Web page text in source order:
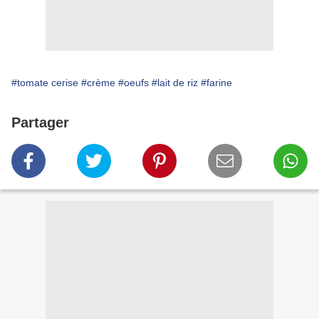
#tomate cerise #crème #oeufs #lait de riz #farine
Partager